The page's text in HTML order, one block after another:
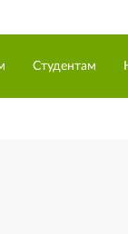
Студентам